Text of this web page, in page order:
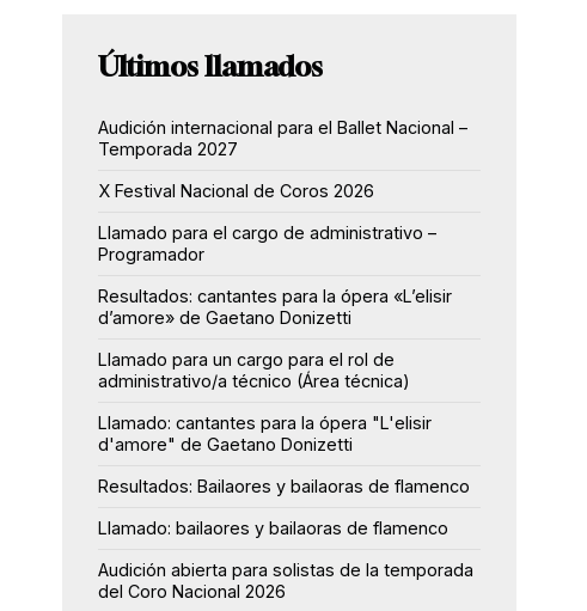
Últimos llamados
Audición internacional para el Ballet Nacional –
Temporada 2027
X Festival Nacional de Coros 2026
Llamado para el cargo de administrativo –
Programador
Resultados: cantantes para la ópera «L’elisir
d’amore» de Gaetano Donizetti
Llamado para un cargo para el rol de
administrativo/a técnico (Área técnica)
Llamado: cantantes para la ópera "L'elisir
d'amore" de Gaetano Donizetti
Resultados: Bailaores y bailaoras de flamenco
Llamado: bailaores y bailaoras de flamenco
Audición abierta para solistas de la temporada
del Coro Nacional 2026